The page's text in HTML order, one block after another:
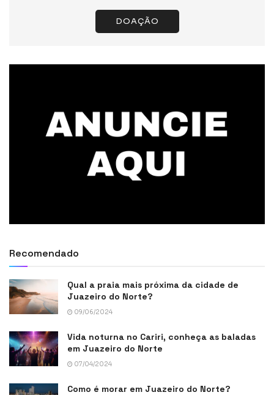
DOAÇÃO
Recomendado
Qual a praia mais próxima da cidade de
Juazeiro do Norte?
09/06/2024
Vida noturna no Cariri, conheça as baladas
em Juazeiro do Norte
07/04/2024
Como é morar em Juazeiro do Norte?